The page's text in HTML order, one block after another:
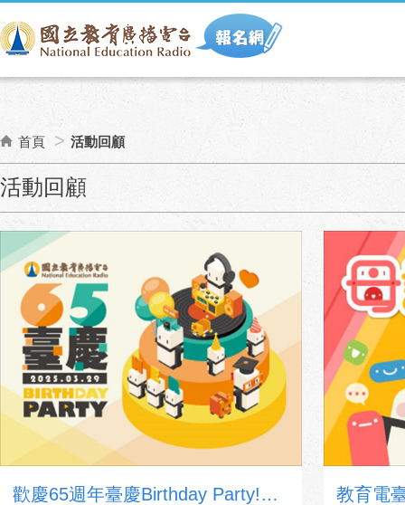
首頁
活動回顧
:::
活動回顧
歡慶65週年臺慶Birthday Party!兒童節目粉絲見面會來囉~ 教育電